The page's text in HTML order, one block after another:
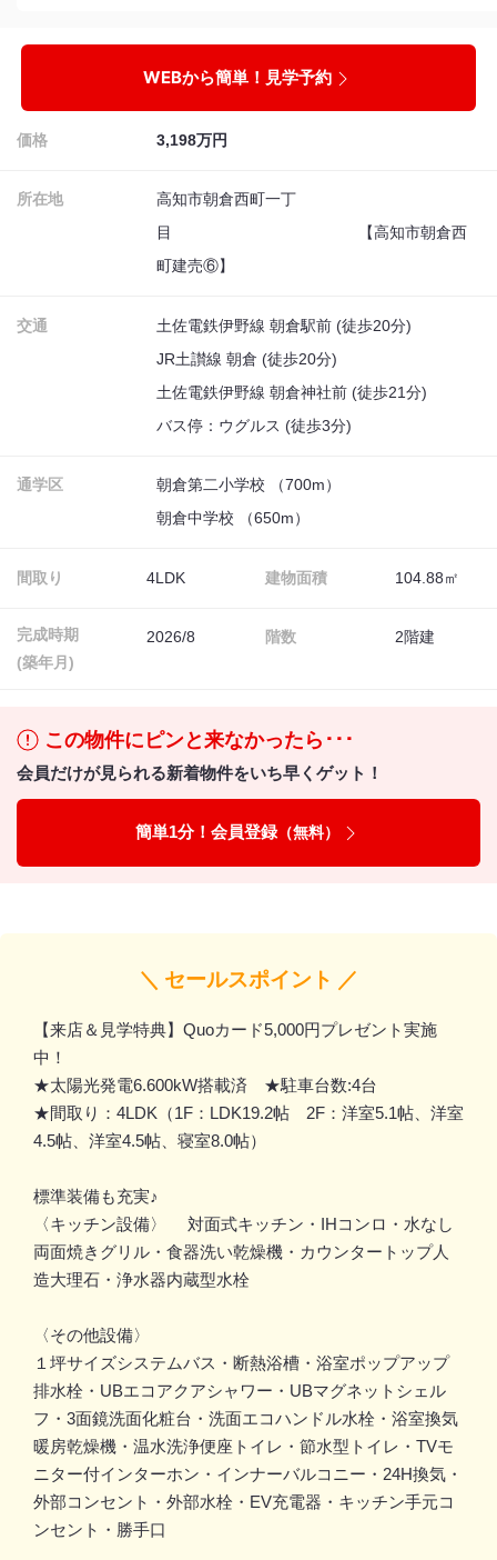
WEBから簡単！見学予約
価格 3,198万円
所在地
高知市朝倉西町一丁
目 【高知市朝倉西
町建売⑥】
交通
土佐電鉄伊野線 朝倉駅前 (徒歩20分)
JR土讃線 朝倉 (徒歩20分)
土佐電鉄伊野線 朝倉神社前 (徒歩21分)
バス停：ウグルス (徒歩3分)
通学区
朝倉第二小学校 （700m）
朝倉中学校 （650m）
間取り 4LDK 建物面積 104.88㎡
完成時期
(築年月)
2026/8 階数 2階建
この物件にピンと来なかったら･･･
会員だけが見られる新着物件をいち早くゲット！
簡単1分！会員登録（無料）
＼ セールスポイント ／
【来店＆見学特典】Quoカード5,000円プレゼント実施
中！
★太陽光発電6.600kW搭載済 ★駐車台数:4台
★間取り：4LDK（1F：LDK19.2帖 2F：洋室5.1帖、洋室
4.5帖、洋室4.5帖、寝室8.0帖）
標準装備も充実♪
〈キッチン設備〉 対面式キッチン・IHコンロ・水なし
両面焼きグリル・食器洗い乾燥機・カウンタートップ人
造大理石・浄水器内蔵型水栓
〈その他設備〉
１坪サイズシステムバス・断熱浴槽・浴室ポップアップ
排水栓・UBエコアクアシャワー・UBマグネットシェル
フ・3面鏡洗面化粧台・洗面エコハンドル水栓・浴室換気
暖房乾燥機・温水洗浄便座トイレ・節水型トイレ・TVモ
ニター付インターホン・インナーバルコニー・24H換気・
外部コンセント・外部水栓・EV充電器・キッチン手元コ
ンセント・勝手口